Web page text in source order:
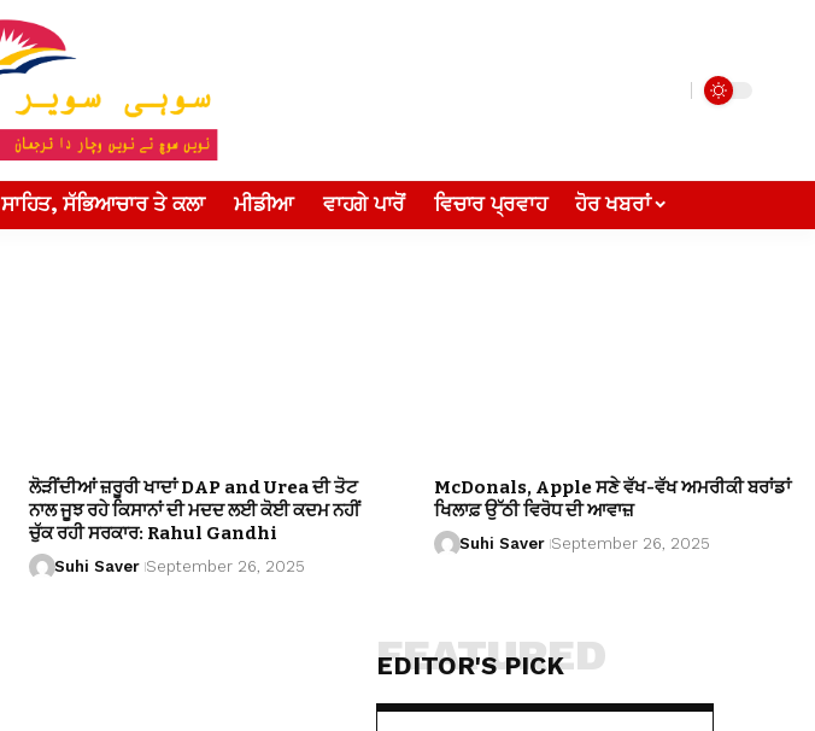
ਸਾਹਿਤ, ਸੱਭਿਆਚਾਰ ਤੇ ਕਲਾ ਮੀਡੀਆ ਵਾਹਗੇ ਪਾਰੋਂ ਵਿਚਾਰ ਪ੍ਰਵਾਹ ਹੋਰ ਖਬਰਾਂ
ਲੋੜੀਂਦੀਆਂ ਜ਼ਰੂਰੀ ਖਾਦਾਂ DAP and Urea ਦੀ ਤੋਟ
ਨਾਲ ਜੂਝ ਰਹੇ ਕਿਸਾਨਾਂ ਦੀ ਮਦਦ ਲਈ ਕੋਈ ਕਦਮ ਨਹੀਂ
ਚੁੱਕ ਰਹੀ ਸਰਕਾਰ: Rahul Gandhi
Suhi Saver September 26, 2025
McDonals, Apple ਸਣੇ ਵੱਖ-ਵੱਖ ਅਮਰੀਕੀ ਬਰਾਂਡਾਂ
ਖਿਲਾਫ਼ ਉੱਠੀ ਵਿਰੋਧ ਦੀ ਆਵਾਜ਼
Suhi Saver September 26, 2025
EDITOR'S PICK
FEATURED